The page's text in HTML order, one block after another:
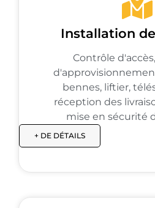
Installation
Contrôle
bennes, liftier,
réception des
mise en sécurité
+ DE DÉTAILS